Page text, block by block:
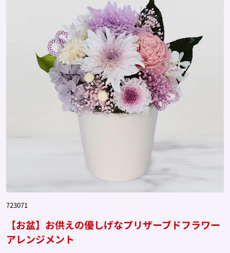
723071
【お盆】お供えの優しげなプリザーブドフラワー
アレンジメント